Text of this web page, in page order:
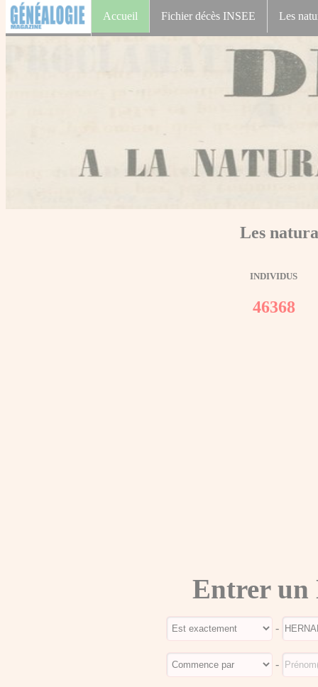
Accueil Fichier décès INSEE Les
Les
INDIVIDUS
46368
Entrer un
-
-